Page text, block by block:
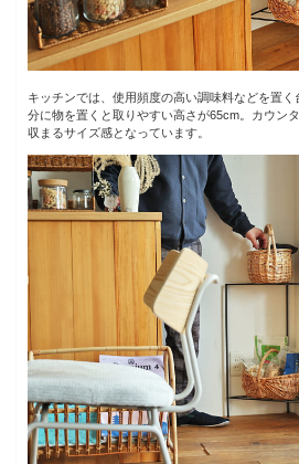
キッチンでは、使用頻度の高い調味料などを置
分に物を置くと取りやすい高さが65cm。カウン
収まるサイズ感となっています。